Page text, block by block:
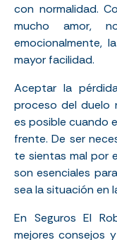
con normalidad.
mucho amor,
emocionalmente,
mayor facilidad.
Aceptar la
proceso del duelo
es posible cuando
frente. De ser
te sientas mal por
son esenciales
sea la situación en
En Seguros El
mejores consejos